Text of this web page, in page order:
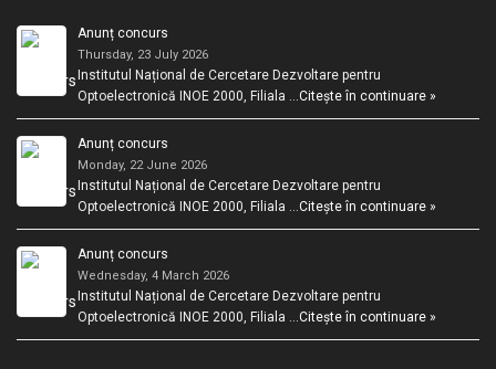
Anunț concurs
Thursday, 23 July 2026
Institutul Național de Cercetare Dezvoltare pentru
Optoelectronică INOE 2000, Filiala … Citește în continuare »
Anunț concurs
Monday, 22 June 2026
Institutul Național de Cercetare Dezvoltare pentru
Optoelectronică INOE 2000, Filiala … Citește în continuare »
Anunț concurs
Wednesday, 4 March 2026
Institutul Național de Cercetare Dezvoltare pentru
Optoelectronică INOE 2000, Filiala … Citește în continuare »